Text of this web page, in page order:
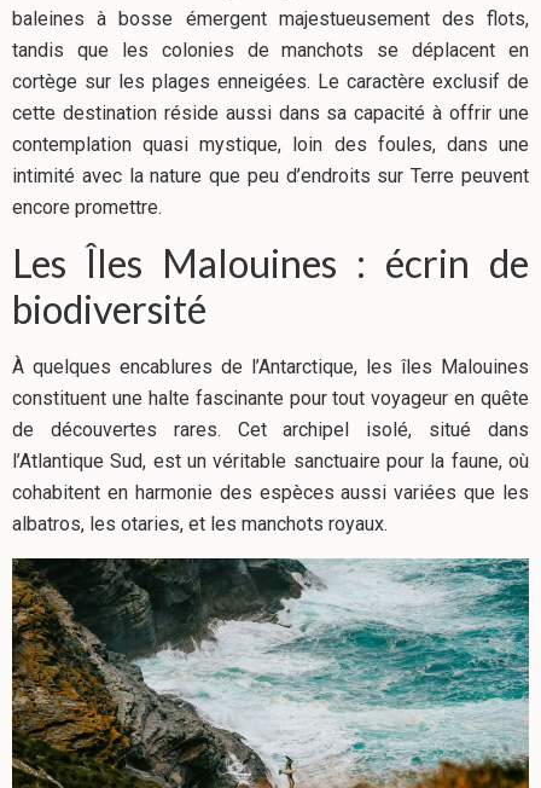
baleines à bosse émergent majestueusement des flots,
tandis que les colonies de manchots se déplacent en
cortège sur les plages enneigées. Le caractère exclusif de
cette destination réside aussi dans sa capacité à offrir une
contemplation quasi mystique, loin des foules, dans une
intimité avec la nature que peu d’endroits sur Terre peuvent
encore promettre.
Les Îles Malouines : écrin de
biodiversité
À quelques encablures de l’Antarctique, les îles Malouines
constituent une halte fascinante pour tout voyageur en quête
de découvertes rares. Cet archipel isolé, situé dans
l’Atlantique Sud, est un véritable sanctuaire pour la faune, où
cohabitent en harmonie des espèces aussi variées que les
albatros, les otaries, et les manchots royaux.